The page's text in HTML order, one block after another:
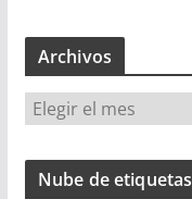
Archivos
r
c
Nube de etiquetas